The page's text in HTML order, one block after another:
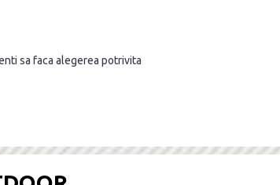
sa faca alegerea potrivita